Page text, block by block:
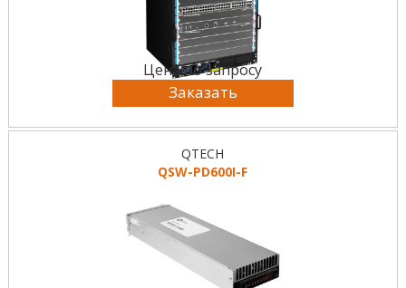
Цена по запросу
Заказать
QTECH
QSW-PD600I-F